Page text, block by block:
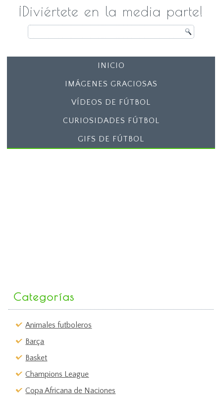
¡Diviértete en la media parte!
INICIO
IMÁGENES GRACIOSAS
VÍDEOS DE FÚTBOL
CURIOSIDADES FÚTBOL
GIFS DE FÚTBOL
Categorías
Animales futboleros
Barça
Basket
Champions League
Copa Africana de Naciones